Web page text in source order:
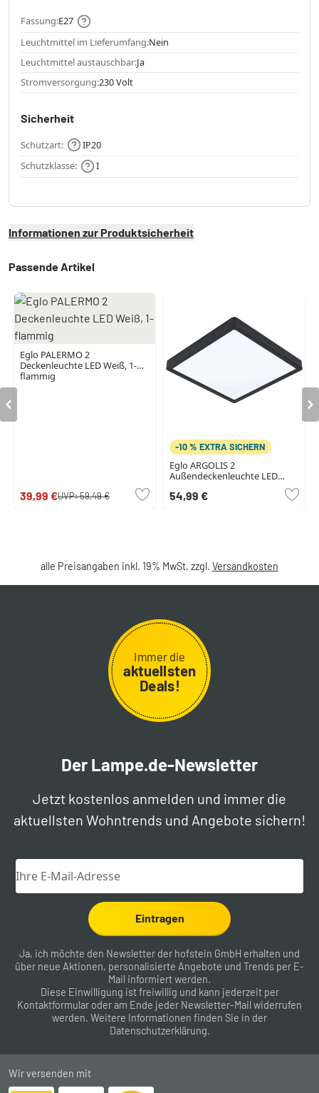
Fassung:E27
Leuchtmittel im Lieferumfang:Nein
Leuchtmittel austauschbar:Ja
Stromversorgung:230 Volt
Sicherheit
Schutzart:
IP20
Schutzklasse:
I
Informationen zur Produktsicherheit
Passende Artikel
Eglo PALERMO 2
Deckenleuchte LED Weiß, 1-
flammig
39,99 €UVP:59,49 €
-10 % EXTRA SICHERN
Eglo ARGOLIS 2
Außendeckenleuchte LED
54,99 €
alle Preisangaben inkl. 19% MwSt. zzgl. Versandkosten
Immer die
aktuellsten
Deals!
Der Lampe.de-Newsletter
Jetzt kostenlos anmelden und immer die
aktuellsten Wohntrends und Angebote sichern!
Eintragen
Ja, ich möchte den Newsletter der hofstein GmbH erhalten und
über neue Aktionen, personalisierte Angebote und Trends per E-
Mail informiert werden.
Diese Einwilligung ist freiwillig und kann jederzeit per
Kontaktformular oder am Ende jeder Newsletter-Mail widerrufen
werden. Weitere Informationen finden Sie in der
Datenschutzerklärung.
Wir versenden mit